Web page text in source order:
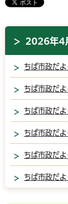
2026年4
ちば市政だ
ちば市政だ
ちば市政だ
ちば市政だ
ちば市政だ
ちば市政だ